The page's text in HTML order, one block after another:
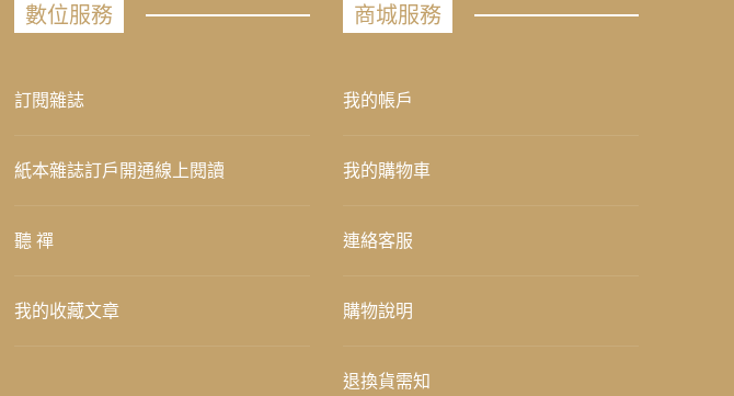
數位服務
訂閱雜誌
紙本雜誌訂戶開通線上閱讀
聽 禪
我的收藏文章
商城服務
我的帳戶
我的購物車
連絡客服
購物說明
退換貨需知